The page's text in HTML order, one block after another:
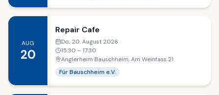
AUG
20
Repair Cafe
Do., 20. August 2026
15:30 – 17:30
Anglerheim Bauschheim, Am Weinfass 21
Für Bauschheim e.V.